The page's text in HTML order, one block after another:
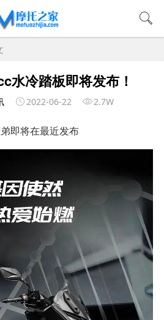
水冷踏板即将发布！
2022-06-22 2.7W
即将在最近发布